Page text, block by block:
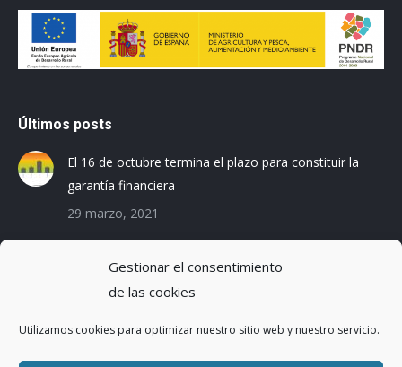
Gestionar el consentimiento
de las cookies
Utilizamos cookies para optimizar nuestro sitio web y nuestro servicio.
Últimos posts
El 16 de octubre termina el plazo para constituir la
garantía financiera
29 marzo, 2021
de la Huella de Carbono
3 diciembre, 2019
Reduciendo la Huella Hídrica en una planta de
montaje de coches